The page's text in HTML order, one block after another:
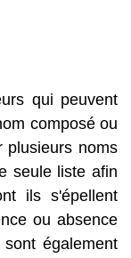
qui peuvent
composé ou
plusieurs noms
seule liste afin
ils s'épellent
ou absence
également